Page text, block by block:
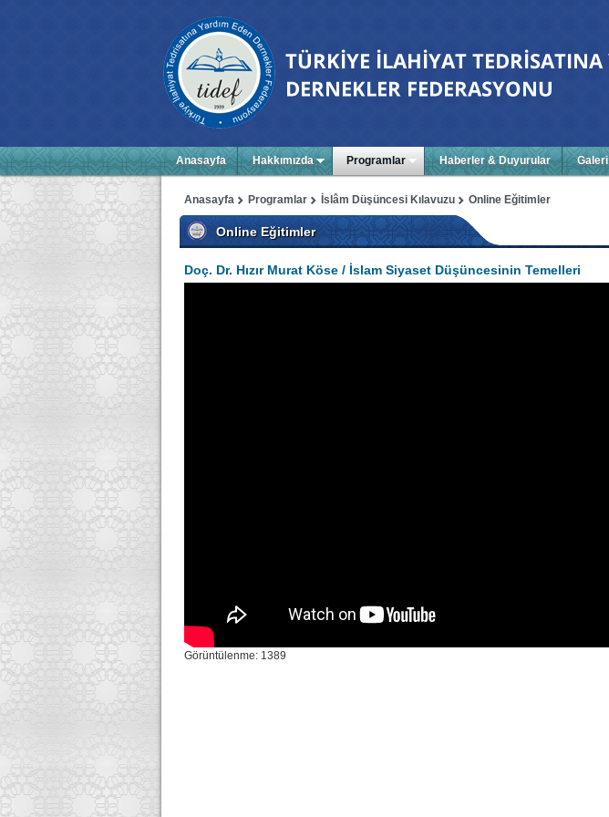
Anasayfa Hakkımızda Programlar Haberler & Duyurular Galeri
Online Eğitimler
İslâm Düşüncesi Kılavuzu
Programlar
Anasayfa
Online Eğitimler
Doç. Dr. Hızır Murat Köse / İslam Siyaset Düşüncesinin Temelleri
Görüntülenme: 1389